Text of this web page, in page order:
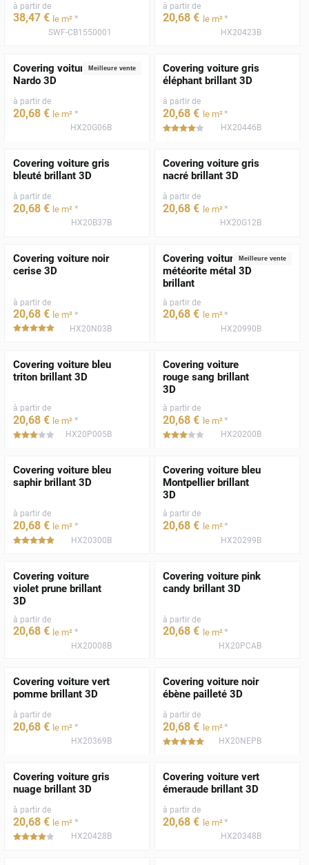
à partir de
38,47 € le m² *
SWF-CB1550001
à partir de
20,68 € le m²*
HX20423B
Meilleure vente
Covering voiture gris
Nardo 3D
à partir de
20,68 € le m² *
HX20G06B
Covering voiture gris
éléphant brillant 3D
à partir de
20,68 € le m²*
***** HX20446B
Covering voiture gris
bleuté brillant 3D
à partir de
20,68 € le m² *
HX20B37B
Covering voiture gris
nacré brillant 3D
à partir de
20,68 € le m²*
HX20G12B
Covering voiture noir
cerise 3D
à partir de
20,68 € le m² *
*****HX20N03B
Meilleure vente
Covering voiture gris
météorite métal 3D
brillant
à partir de
20,68 € le m²*
HX20990B
Covering voiture bleu
triton brillant 3D
à partir de
20,68 € le m² *
***** HX20P005B
Covering voiture
rouge sang brillant
3D
à partir de
20,68 € le m²*
***** HX20200B
Covering voiture bleu
saphir brillant 3D
à partir de
20,68 € le m² *
*****HX20300B
Covering voiture bleu
Montpellier brillant
3D
à partir de
20,68 € le m²*
HX20299B
Covering voiture
violet prune brillant
3D
à partir de
20,68 € le m² *
HX20008B
Covering voiture pink
candy brillant 3D
à partir de
20,68 € le m²*
HX20PCAB
Covering voiture vert
pomme brillant 3D
à partir de
20,68 € le m² *
HX20369B
Covering voiture noir
ébène pailleté 3D
à partir de
20,68 € le m²*
*****HX20NEPB
Covering voiture gris
nuage brillant 3D
à partir de
20,68 € le m² *
***** HX20428B
Covering voiture vert
émeraude brillant 3D
à partir de
20,68 € le m²*
HX20348B